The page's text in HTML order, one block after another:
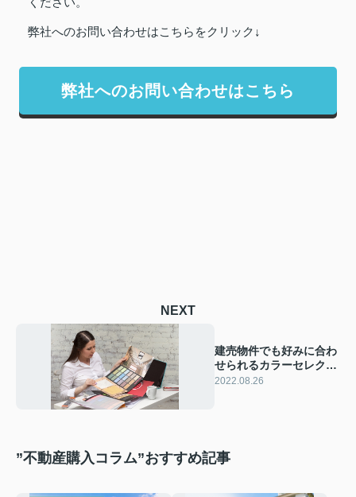
ください。
弊社へのお問い合わせはこちらをクリック↓
弊社へのお問い合わせはこちら
NEXT
建売物件でも好みに合わ
せられるカラーセレクト
についてご紹介
2022.08.26
”不動産購入コラム”おすすめ記事